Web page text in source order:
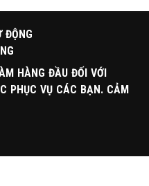
ĐỘNG
HÀNG ĐẦU ĐỐI VỚI
PHỤC VỤ CÁC BẠN. CẢM